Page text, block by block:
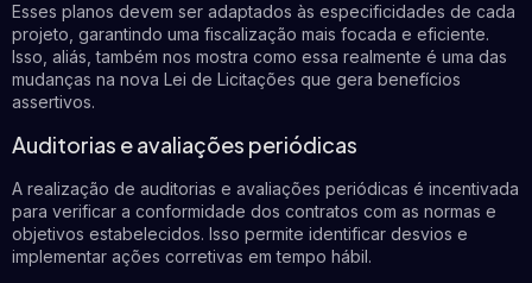
Esses planos devem ser adaptados às especificidades de cada
projeto, garantindo uma fiscalização mais focada e eficiente.
Isso, aliás, também nos mostra como essa realmente é uma das
mudanças na nova Lei de Licitações que gera benefícios
assertivos.
Auditorias e avaliações periódicas
A realização de auditorias e avaliações periódicas é incentivada
para verificar a conformidade dos contratos com as normas e
objetivos estabelecidos. Isso permite identificar desvios e
implementar ações corretivas em tempo hábil.